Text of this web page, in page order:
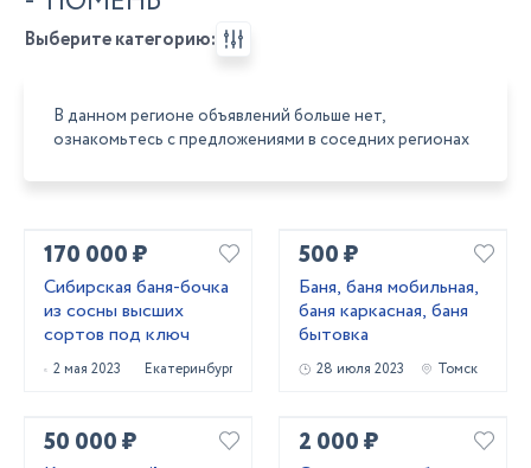
Выберите категорию:
В данном регионе объявлений больше нет,
ознакомьтесь с предложениями в соседних регионах
170 000 ₽
Сибирская баня-бочка
из сосны высших
сортов под ключ
2 мая 2023 Екатеринбург
500 ₽
Баня, баня мобильная,
баня каркасная, баня
бытовка
28 июля 2023 Томск
50 000 ₽ 2 000 ₽